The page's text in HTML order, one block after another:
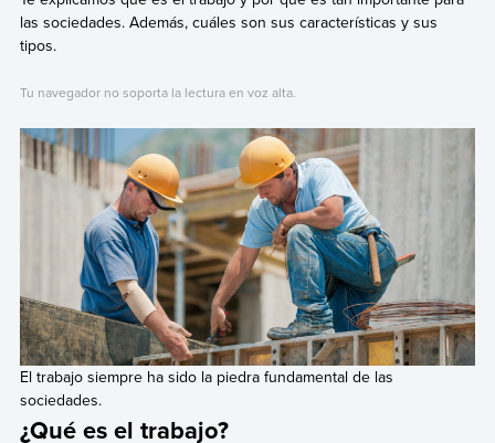
las sociedades. Además, cuáles son sus características y sus
tipos.
Tu navegador no soporta la lectura en voz alta.
El trabajo siempre ha sido la piedra fundamental de las
sociedades.
¿Qué es el trabajo?